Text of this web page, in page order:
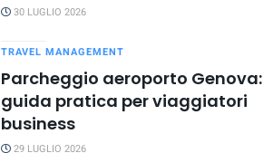
30 LUGLIO 2026
TRAVEL MANAGEMENT
Parcheggio aeroporto Genova:
guida pratica per viaggiatori
business
29 LUGLIO 2026